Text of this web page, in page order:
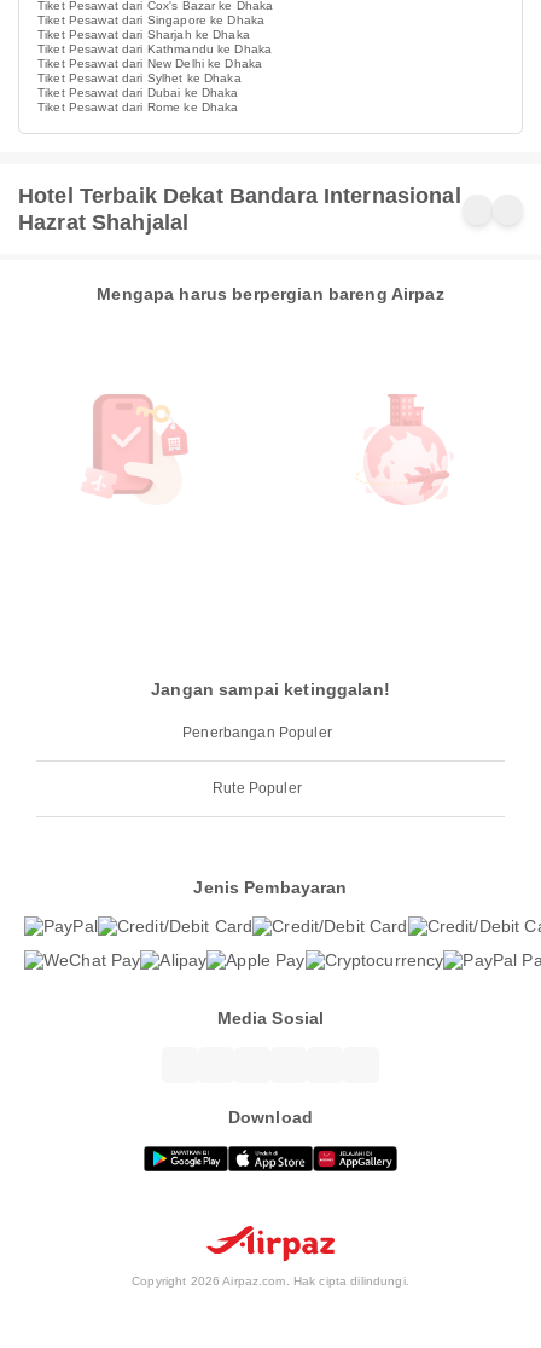
Tiket Pesawat dari Cox's Bazar ke Dhaka
Tiket Pesawat dari Singapore ke Dhaka
Tiket Pesawat dari Sharjah ke Dhaka
Tiket Pesawat dari Kathmandu ke Dhaka
Tiket Pesawat dari New Delhi ke Dhaka
Tiket Pesawat dari Sylhet ke Dhaka
Tiket Pesawat dari Dubai ke Dhaka
Tiket Pesawat dari Rome ke Dhaka
Hotel Terbaik Dekat Bandara Internasional
Hazrat Shahjalal
Mengapa harus berpergian bareng Airpaz
Jangan sampai ketinggalan!
Penerbangan Populer
Rute Populer
Jenis Pembayaran
Media Sosial
Download
Copyright 2026 Airpaz.com. Hak cipta dilindungi.